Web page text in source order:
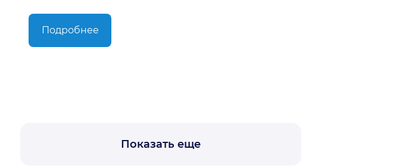
Подробнее
Показать еще